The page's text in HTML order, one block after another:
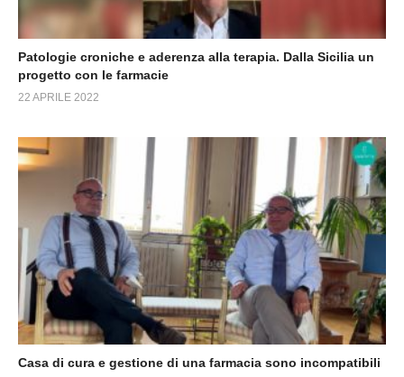
Patologie croniche e aderenza alla terapia. Dalla Sicilia un
progetto con le farmacie
22 APRILE 2022
Casa di cura e gestione di una farmacia sono incompatibili